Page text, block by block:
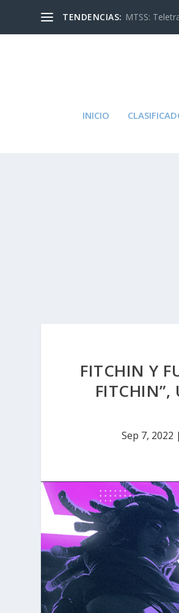
TENDENCIAS: MTSS:
INICIO
FITCHIN Y
FITCHIN”,
Sep 7, 2022 |